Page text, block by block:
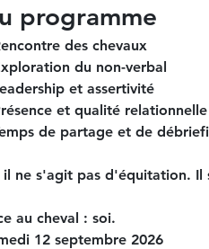
programme
des chevaux
du non-verbal
et assertivité
et qualité relationnelle
de partage et de
il ne s'agit pas d'équitation. Il
au cheval : soi.
12 septembre 2026